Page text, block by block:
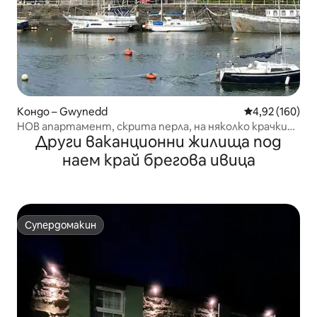
Кондо – Gwynedd Средна
4,92 (160)
НОВ апартамент, скрита перла, на няколко крачки
от пристанището и железопътната гара
Други ваканционни жилища под
наем край брегова ивица
Супердомакин
Супердомакин